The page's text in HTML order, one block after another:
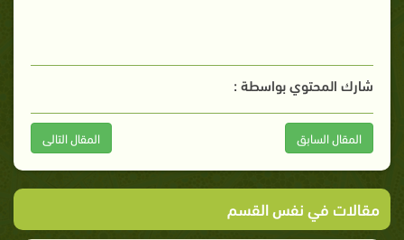
شارك المحتوي بواسطة :
المقال السابق المقال التالى
مقالات في نفس القسم